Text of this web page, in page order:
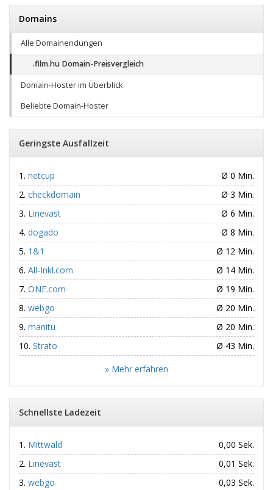
Domains
Alle Domainendungen
.film.hu Domain-Preisvergleich
Domain-Hoster im Überblick
Beliebte Domain-Hoster
Geringste Ausfallzeit
netcup
Ø 0 Min.
checkdomain
Ø 3 Min.
Linevast
Ø 6 Min.
dogado
Ø 8 Min.
1&1
Ø 12 Min.
All-Inkl.com
Ø 14 Min.
ONE.com
Ø 19 Min.
webgo
Ø 20 Min.
manitu
Ø 20 Min.
Strato
Ø 43 Min.
» Mehr erfahren
Schnellste Ladezeit
Mittwald
0,00 Sek.
Linevast
0,01 Sek.
webgo
0,03 Sek.